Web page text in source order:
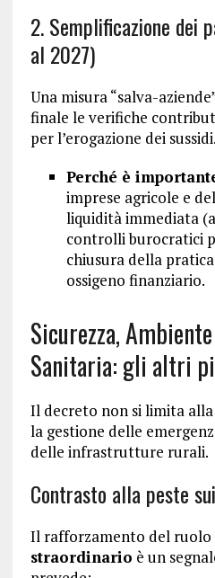
2. Semplificazione dei
al 2027)
Una misura “salva-
finale le verifiche
per l’erogazione dei sussidi.
Perché è
imprese agricole e
liquidità immediata
controlli burocratici
chiusura della
ossigeno finanziario.
Sicurezza,
Sanitaria: gli altri
Il decreto non si limita
la gestione delle
delle infrastrutture rurali.
Contrasto alla peste
Il rafforzamento del ruolo
straordinario è un